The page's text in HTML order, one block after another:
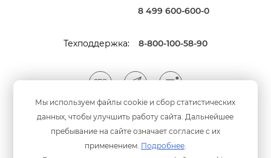
Мы используем файлы cookie и сбор статистических
данных, чтобы улучшить работу сайта. Дальнейшее
пребывание на сайте означает согласие с их
применением. Подробнее.
8 499 600-600-0
Техподдержка: 8-800-100-58-90
Мы принимаем оплату
анковскими картами